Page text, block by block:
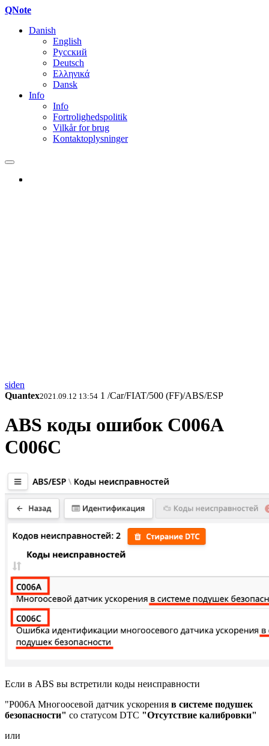
QNote
Danish
English
Русский
Deutsch
Ελληνικά
Dansk
Info
Info
Fortrolighedspolitik
Vilkår for brug
Kontaktoplysninger
siden
Quantex2021.09.12 13:54 1 /Car/FIAT/500 (FF)/ABS/ESP
ABS коды ошибок C006A
C006C
Если в ABS вы встретили коды неисправности
"P006A Многоосевой датчик ускорения в системе подушек
безопасности" со статусом DTC "Отсутствие калибровки"
или